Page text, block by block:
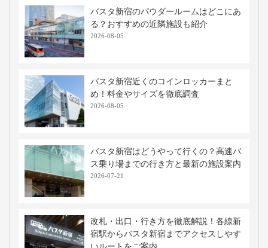
バスタ新宿のパウダールームはどこにあ
る？おすすめの近隣施設も紹介
2026-08-05
バスタ新宿近くのコインロッカーまと
め！料金やサイズを徹底調査
2026-08-05
バスタ新宿はどうやって行くの？高速バ
ス乗り場までの行き方と最新の施設案内
2026-07-21
改札・出口・行き方を徹底解説！各線新
宿駅からバスタ新宿までアクセスしやす